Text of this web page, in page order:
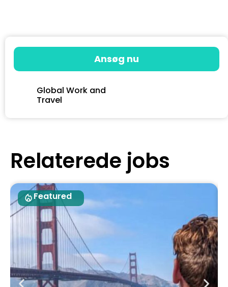
Ansøg nu
Global Work and
Travel
Relaterede jobs
Featured